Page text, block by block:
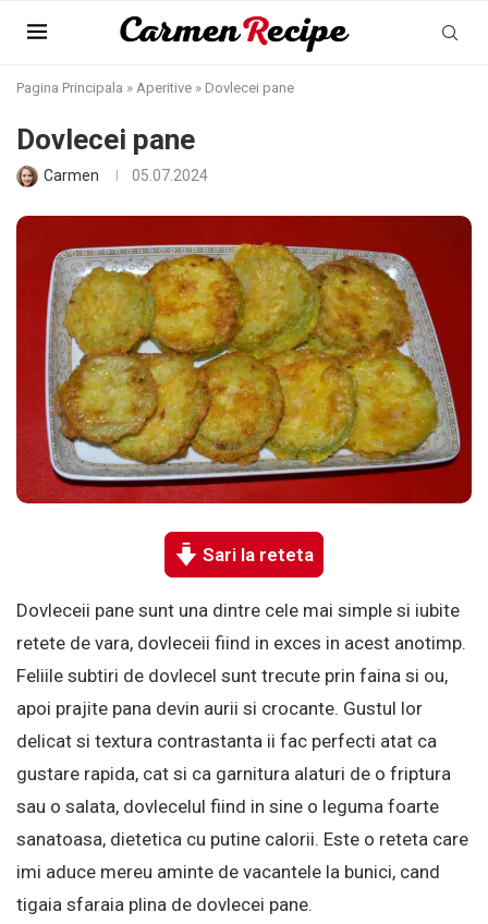
Pagina Principala » Aperitive » Dovlecei pane
Dovlecei pane
Carmen 05.07.2024
Sari la reteta
Dovleceii pane sunt una dintre cele mai simple si iubite
retete de vara, dovleceii fiind in exces in acest anotimp.
Feliile subtiri de dovlecel sunt trecute prin faina si ou,
apoi prajite pana devin aurii si crocante. Gustul lor
delicat si textura contrastanta ii fac perfecti atat ca
gustare rapida, cat si ca garnitura alaturi de o friptura
sau o salata, dovlecelul fiind in sine o leguma foarte
sanatoasa, dietetica cu putine calorii. Este o reteta care
imi aduce mereu aminte de vacantele la bunici, cand
tigaia sfaraia plina de dovlecei pane.